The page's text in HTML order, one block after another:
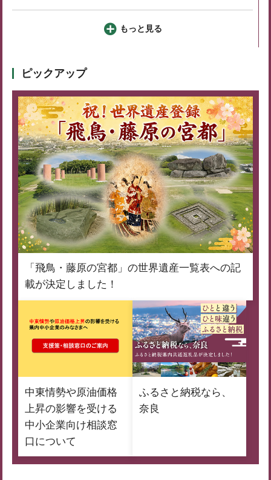
もっと見る
ピックアップ
「飛鳥・藤原の宮都」の世界遺産一覧表への記
載が決定しました！
中東情勢や原油価格
上昇の影響を受ける
中小企業向け相談窓
口について
ふるさと納税なら、
奈良